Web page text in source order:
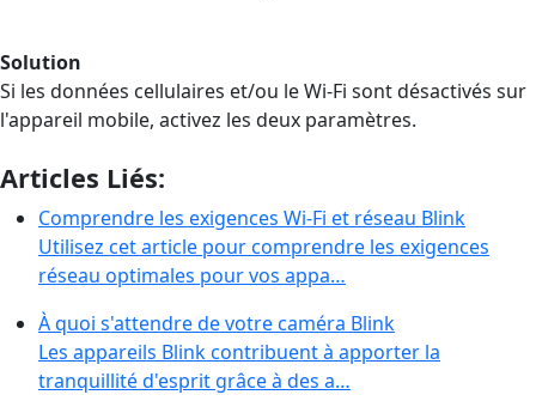
Solution
Si les données cellulaires et/ou le Wi-Fi sont désactivés sur
l'appareil mobile, activez les deux paramètres.
Articles Liés:
Comprendre les exigences Wi-Fi et réseau Blink
Utilisez cet article pour comprendre les exigences
réseau optimales pour vos appa…
À quoi s'attendre de votre caméra Blink
Les appareils Blink contribuent à apporter la
tranquillité d'esprit grâce à des a…